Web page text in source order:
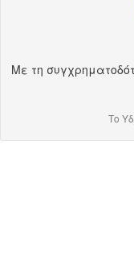
Με τη
Το